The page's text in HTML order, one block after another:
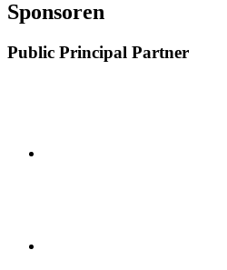
Sponsoren
Public Principal Partner